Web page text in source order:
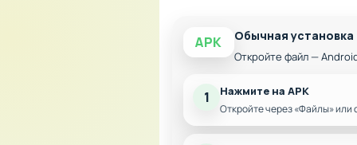
APK Обычная установка
Откройте файл —
1 Нажмите на APK
Откройте через «Файлы» или